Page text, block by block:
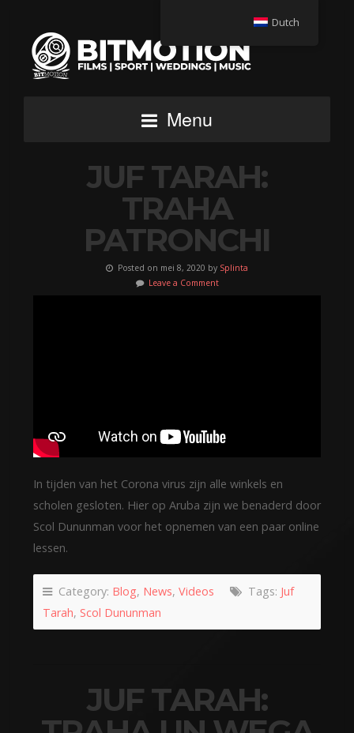
Menu
JUF TARAH:
TRAHA
PATRONCHI
Posted on mei 8, 2020 by Splinta
Leave a Comment
In tijden van het Corona virus zijn alle winkels en
scholen gesloten. Hier op Aruba zijn we benaderd door
Scol Dununman voor het opnemen van een paar online
lessen.
Category: Blog, News, Videos Tags: Juf
Tarah, Scol Dununman
JUF TARAH:
Dutch